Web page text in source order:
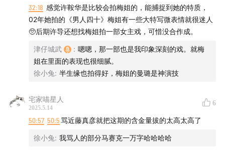
32:18 感觉许鞍华是比较会拍梅姐的，能捕捉到她的特质，
02年她拍的《男人四十》梅姐有一些大特写微表情就很迷人
🥺后期许导还想找梅姐拍一部女主戏，可惜没合作成。
津仔城武 : 嗯嗯，那一部也是我印象深刻的戏。就梅
姐在里面的表现也很细腻。
徐小兔: 半生缘也拍得好，梅姐的曼璐是神演技
宅家喵星人
2025.5.14
6
50:57 50:5骂近藤真彦就把这期的含金量拔的太高太高了
徐小兔: 我骂人的部分马赛克一万字哈哈哈哈